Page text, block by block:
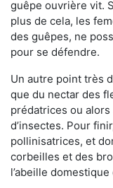
guêpe ouvrière vit.
plus de cela, les
des guêpes, ne
pour se défendre.
Un autre point très
que du nectar des
prédatrices ou
d’insectes. Pour
pollinisatrices, et
corbeilles et des
l’abeille